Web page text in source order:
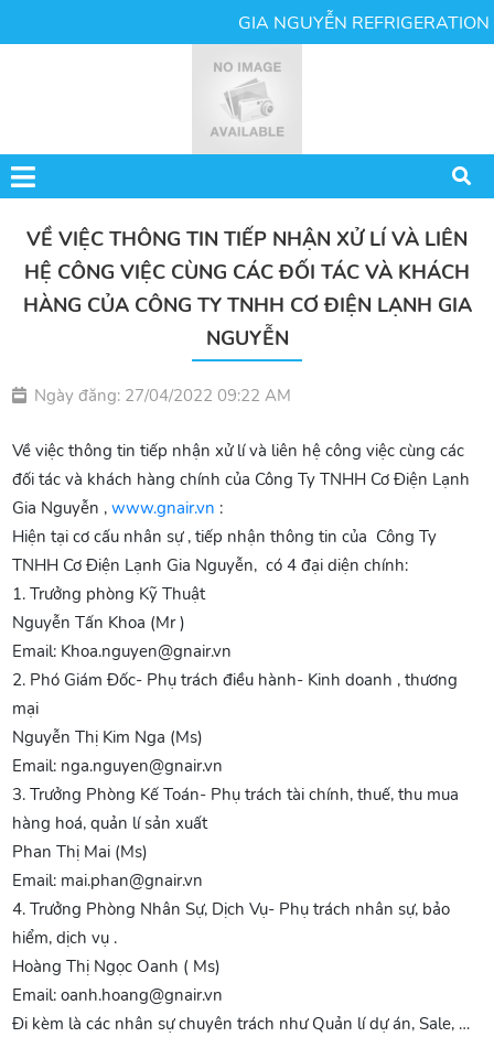
GIA NGUYỄN REFRIGERATION
VỀ VIỆC THÔNG TIN TIẾP NHẬN XỬ LÍ VÀ LIÊN
HỆ CÔNG VIỆC CÙNG CÁC ĐỐI TÁC VÀ KHÁCH
HÀNG CỦA CÔNG TY TNHH CƠ ĐIỆN LẠNH GIA
NGUYỄN
Ngày đăng: 27/04/2022 09:22 AM
Về việc thông tin tiếp nhận xử lí và liên hệ công việc cùng các
đối tác và khách hàng chính của Công Ty TNHH Cơ Điện Lạnh
Gia Nguyễn ,www.gnair.vn :
Hiện tại cơ cấu nhân sự , tiếp nhận thông tin của Công Ty
TNHH Cơ Điện Lạnh Gia Nguyễn, có 4 đại diện chính:
1. Trưởng phòng Kỹ Thuật
Nguyễn Tấn Khoa (Mr )
Email: Khoa.nguyen@gnair.vn
2. Phó Giám Đốc- Phụ trách điều hành- Kinh doanh , thương
mại
Nguyễn Thị Kim Nga (Ms)
Email: nga.nguyen@gnair.vn
3. Trưởng Phòng Kế Toán- Phụ trách tài chính, thuế, thu mua
hàng hoá, quản lí sản xuất
Phan Thị Mai (Ms)
Email: mai.phan@gnair.vn
4. Trưởng Phòng Nhân Sự, Dịch Vụ- Phụ trách nhân sự, bảo
hiểm, dịch vụ .
Hoàng Thị Ngọc Oanh ( Ms)
Email: oanh.hoang@gnair.vn
Đi kèm là các nhân sự chuyên trách như Quản lí dự án, Sale, …